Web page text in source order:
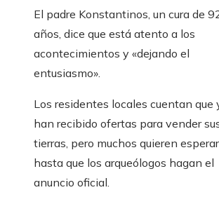
El padre Konstantinos, un cura de
años, dice que está atento a los
acontecimientos y «dejando el
entusiasmo».
Los residentes locales cuentan que
han recibido ofertas para vender
tierras, pero muchos quieren esperar
hasta que los arqueólogos hagan el
anuncio oficial.